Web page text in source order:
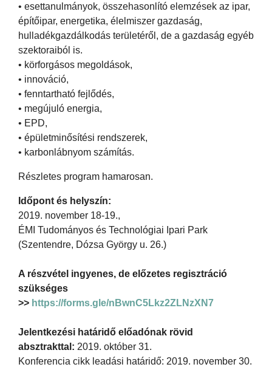
• esettanulmányok, összehasonlító elemzések az ipar,
építőipar, energetika, élelmiszer gazdaság,
hulladékgazdálkodás területéről, de a gazdaság egyéb
szektoraiból is.
• körforgásos megoldások,
• innováció,
• fenntartható fejlődés,
• megújuló energia,
• EPD,
• épületminősítési rendszerek,
• karbonlábnyom számítás.
Részletes program hamarosan.
Időpont és helyszín:
2019. november 18-19.,
ÉMI Tudományos és Technológiai Ipari Park
(Szentendre, Dózsa György u. 26.)
A részvétel ingyenes, de előzetes regisztráció
szükséges
>> https://forms.gle/nBwnC5Lkz2ZLNzXN7
Jelentkezési határidő előadónak rövid
absztrakttal: 2019. október 31.
Konferencia cikk leadási határidő: 2019. november 30.